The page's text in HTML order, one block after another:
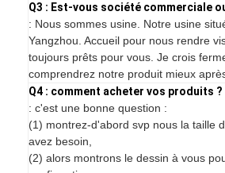
Q3 : Est-vous société commerciale
: Nous sommes usine. Notre usine
Yangzhou. Accueil pour nous rendre
toujours prêts pour vous. Je crois
comprendrez notre produit mieux
Q4 : comment acheter vos produits ?
: c'est une bonne question :
(1) montrez-d'abord svp nous la taille
avez besoin,
(2) alors montrons le dessin à vous